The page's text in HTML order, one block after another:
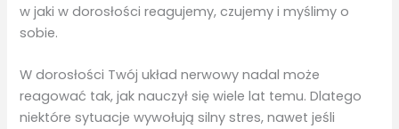
w jaki w dorosłości reagujemy, czujemy i myślimy o
sobie.
W dorosłości Twój układ nerwowy nadal może
reagować tak, jak nauczył się wiele lat temu. Dlatego
niektóre sytuacje wywołują silny stres, nawet jeśli